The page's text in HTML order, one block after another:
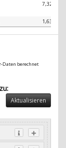
7,32 %
1,63 %
Daten berechnet
Aktualisieren